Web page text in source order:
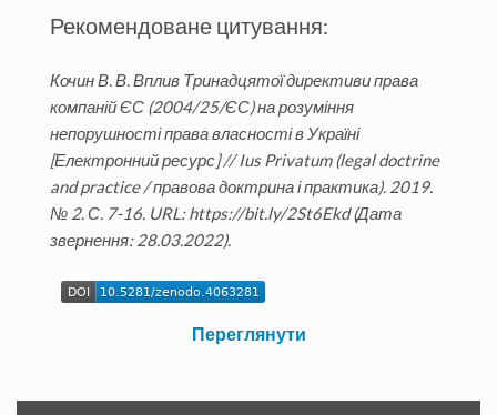
Рекомендоване цитування:
Кочин В. В. Вплив Тринадцятої директиви права
компаній ЄС (2004/25/ЄС) на розуміння
непорушності права власності в Україні
[Електронний ресурс] // Ius Privatum (legal doctrine
and practice / правова доктрина і практика). 2019.
№ 2. С. 7-16. URL: https://bit.ly/2St6Ekd (Дата
звернення: 28.03.2022).
Переглянути